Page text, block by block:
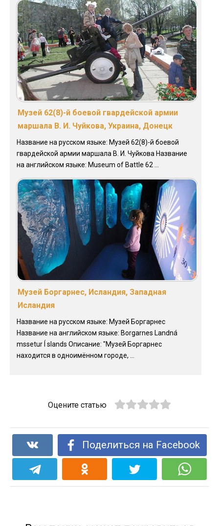
Музей 62(8)-й боевой гвардейской армии
маршала В. И. Чуйкова, Украина, Донецк
Название на русском языке: Музей 62(8)-й боевой
гвардейской армии маршала В. И. Чуйкова Название
на английском языке: Museum of Battle 62 ...
Музей Боргарнес, Исландия, Западная
Исландия
Название на русском языке: Музей Боргарнес
Название на английском языке: Borgarnes Landná
mssetur Í slands Описание: "Музей Боргарнес
находится в одноимённом городе, ...
Оцените статью
Поделиться на Facebook